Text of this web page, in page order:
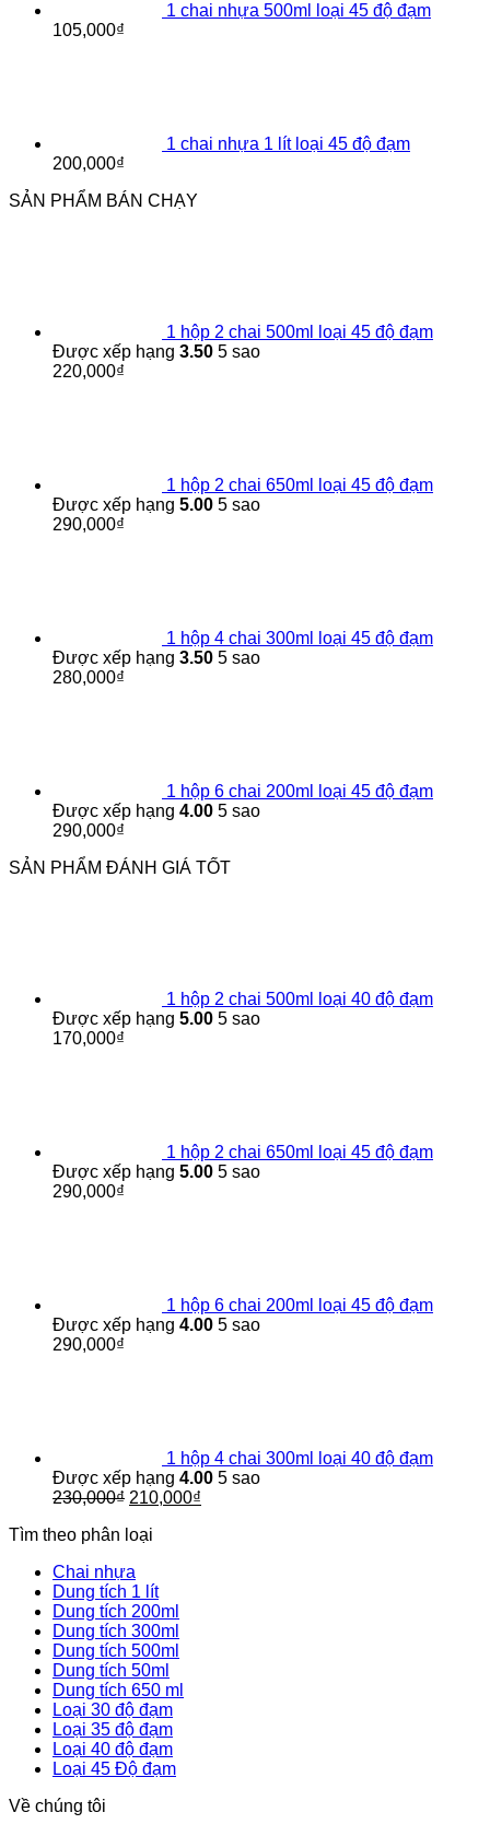
1 chai nhựa 500ml loại 45 độ đạm
105,000₫
1 chai nhựa 1 lít loại 45 độ đạm
200,000₫
SẢN PHẨM BÁN CHẠY
1 hộp 2 chai 500ml loại 45 độ đạm
Được xếp hạng 3.50 5 sao
220,000₫
1 hộp 2 chai 650ml loại 45 độ đạm
Được xếp hạng 5.00 5 sao
290,000₫
1 hộp 4 chai 300ml loại 45 độ đạm
Được xếp hạng 3.50 5 sao
280,000₫
1 hộp 6 chai 200ml loại 45 độ đạm
Được xếp hạng 4.00 5 sao
290,000₫
SẢN PHẨM ĐÁNH GIÁ TỐT
1 hộp 2 chai 500ml loại 40 độ đạm
Được xếp hạng 5.00 5 sao
170,000₫
1 hộp 2 chai 650ml loại 45 độ đạm
Được xếp hạng 5.00 5 sao
290,000₫
1 hộp 6 chai 200ml loại 45 độ đạm
Được xếp hạng 4.00 5 sao
290,000₫
1 hộp 4 chai 300ml loại 40 độ đạm
Được xếp hạng 4.00 5 sao
230,000₫ Giá
là:
210,000₫
Tìm theo phân loại
Chai nhựa
Dung tích 1 lít
Dung tích 200ml
Dung tích 300ml
Dung tích 500ml
Dung tích 50ml
Dung tích 650 ml
Loại 30 độ đạm
Loại 35 độ đạm
Loại 40 độ đạm
Loại 45 Độ đạm
Về chúng tôi